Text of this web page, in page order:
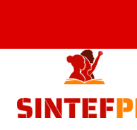
content